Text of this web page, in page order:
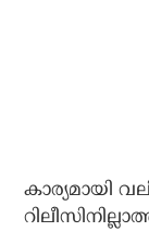
കാര്യമായി